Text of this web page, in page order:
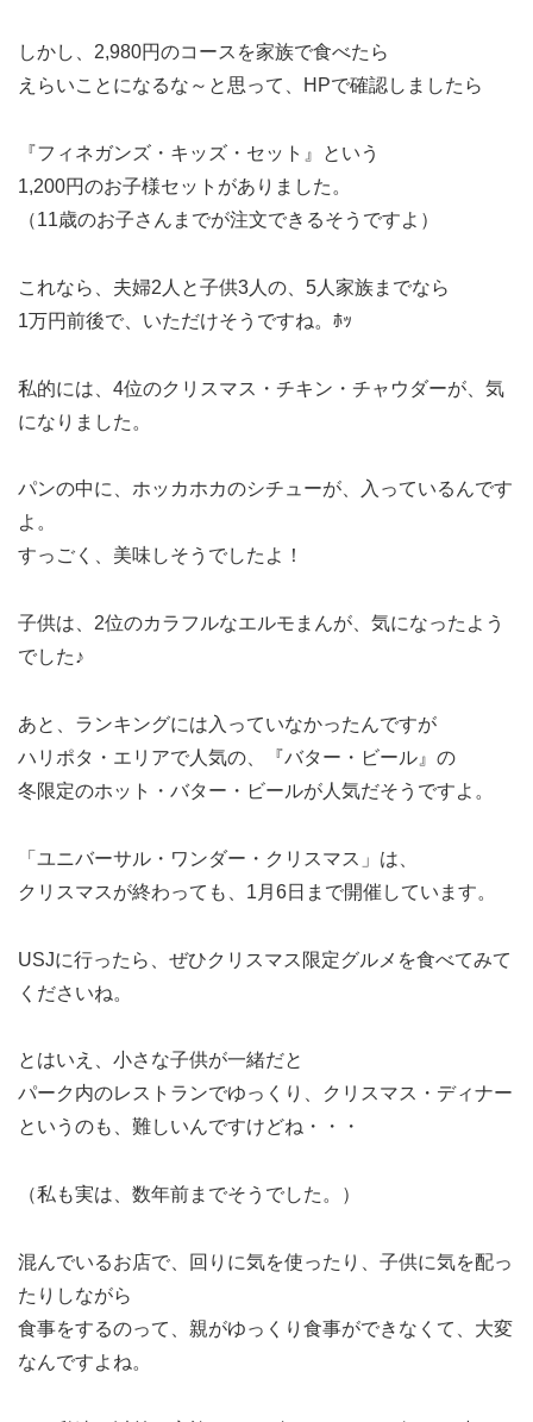
しかし、2,980円のコースを家族で食べたら
えらいことになるな～と思って、HPで確認しましたら
『フィネガンズ・キッズ・セット』という
1,200円のお子様セットがありました。
（11歳のお子さんまでが注文できるそうですよ）
これなら、夫婦2人と子供3人の、5人家族までなら
1万円前後で、いただけそうですね。ﾎｯ
私的には、4位のクリスマス・チキン・チャウダーが、気
になりました。
パンの中に、ホッカホカのシチューが、入っているんです
よ。
すっごく、美味しそうでしたよ！
子供は、2位のカラフルなエルモまんが、気になったよう
でした♪
あと、ランキングには入っていなかったんですが
ハリポタ・エリアで人気の、『バター・ビール』の
冬限定のホット・バター・ビールが人気だそうですよ。
「ユニバーサル・ワンダー・クリスマス」は、
クリスマスが終わっても、1月6日まで開催しています。
USJに行ったら、ぜひクリスマス限定グルメを食べてみて
くださいね。
とはいえ、小さな子供が一緒だと
パーク内のレストランでゆっくり、クリスマス・ディナー
というのも、難しいんですけどね・・・
（私も実は、数年前までそうでした。）
混んでいるお店で、回りに気を使ったり、子供に気を配っ
たりしながら
食事をするのって、親がゆっくり食事ができなくて、大変
なんですよね。